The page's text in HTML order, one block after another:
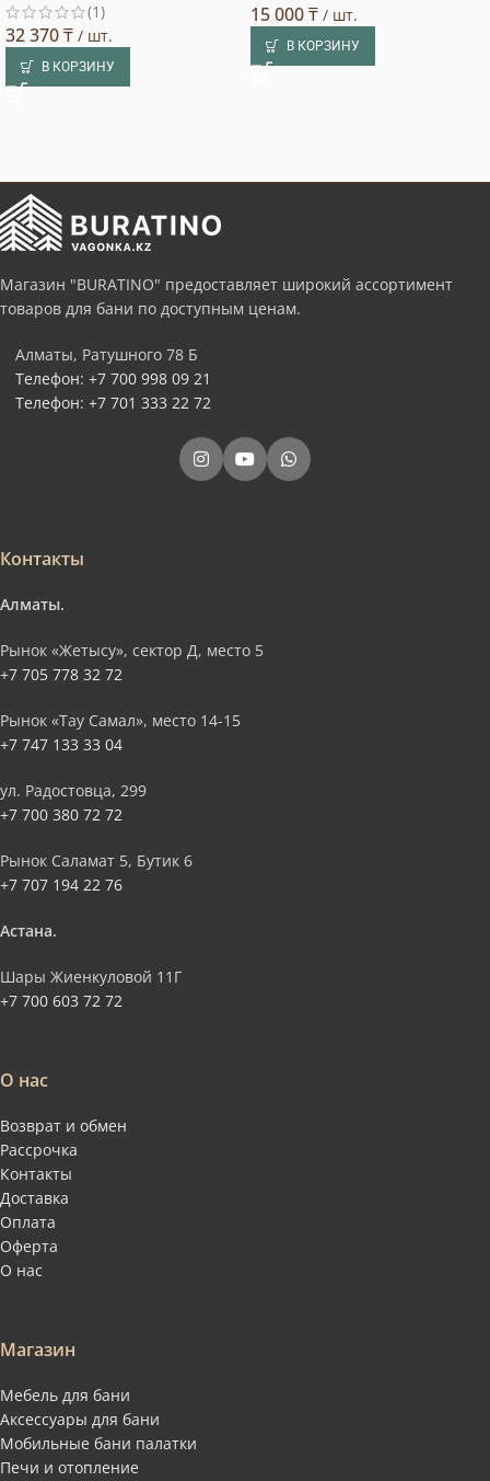
(1)
32 370₸ / шт.
В КОРЗИНУ
15 000₸ / шт.
В КОРЗИНУ
Магазин "BURATINO" предоставляет широкий ассортимент
товаров для бани по доступным ценам.
Алматы, Ратушного 78 Б
Телефон: +7 700 998 09 21
Телефон: +7 701 333 22 72
Контакты
Алматы.
Рынок «Жетысу», сектор Д, место 5
+7 705 778 32 72
Рынок «Тау Самал», место 14-15
+7 747 133 33 04
ул. Радостовца, 299
+7 700 380 72 72
Рынок Саламат 5, Бутик 6
+7 707 194 22 76
Астана.
Шары Жиенкуловой 11Г
+7 700 603 72 72
О нас
Возврат и обмен
Рассрочка
Контакты
Доставка
Оплата
Оферта
О нас
Магазин
Мебель для бани
Аксессуары для бани
Мобильные бани палатки
Печи и отопление